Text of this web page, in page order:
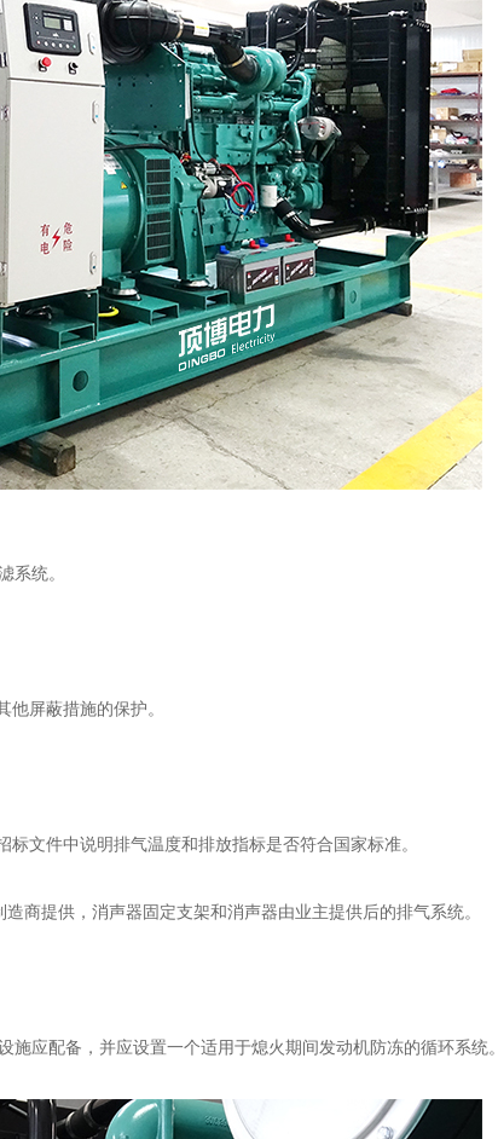
系统。
屏蔽措施的保护。
文件中说明排气温度和排放指标是否符合国家标准。
提供，消声器固定支架和消声器由业主提供后的排气系统。
应配备，并应设置一个适用于熄火期间发动机防冻的循环系统。